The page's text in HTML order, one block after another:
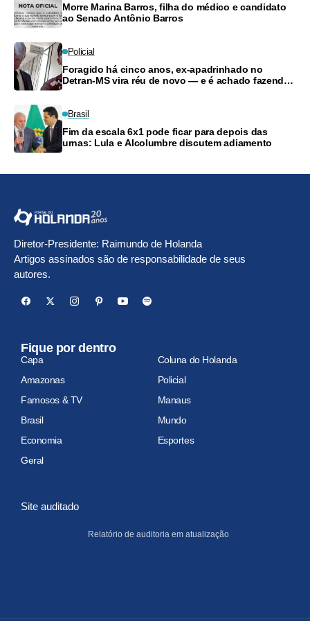
Morre Marina Barros, filha do médico e candidato
ao Senado Antônio Barros
Policial
Foragido há cinco anos, ex-apadrinhado no
Detran-MS vira réu de novo — e é achado fazendo
Brasil
Fim da escala 6x1 pode ficar para depois das
urnas: Lula e Alcolumbre discutem adiamento
Diretor-Presidente: Raimundo de Holanda
Artigos assinados são de responsabilidade de seus
autores.
Fique por dentro
Capa
Coluna do Holanda
Amazonas
Policial
Famosos & TV
Manaus
Brasil
Mundo
Economia
Esportes
Geral
Site auditado
Relatório de auditoria em atualização